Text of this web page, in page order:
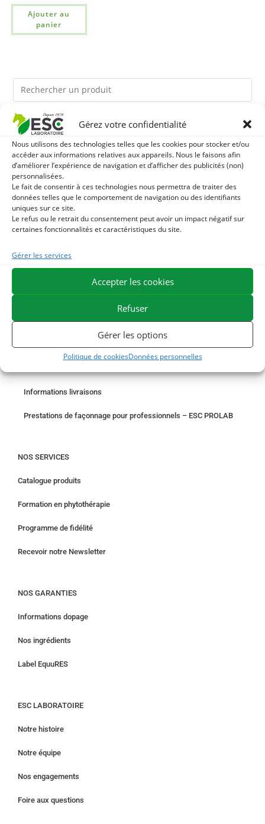
Gérez votre confidentialité
Nous utilisons des technologies telles que les cookies pour stocker et/ou
accéder aux informations relatives aux appareils. Nous le faisons afin
d’améliorer l’expérience de navigation et d’afficher des publicités (non)
personnalisées.
Le fait de consentir à ces technologies nous permettra de traiter des
données telles que le comportement de navigation ou des identifiants
uniques sur ce site.
Le refus ou le retrait du consentement peut avoir un impact négatif sur
certaines fonctionnalités et caractéristiques du site.
Gérer les services
Accepter les cookies
Refuser
Gérer les options
Politique de cookiesDonnées personnelles
Ajouter au
panier
Ils pourraient vous plaire
1 TERRE DE DIATOMEE - PARASITES EXTERNES CHEVAL
2 LEVURE ACTIVE + - PROBIOTIQUE CHEVAL - FLORE
INTESTINALE ET DIGESTION
3 JUS D'ALOE VERA - SOURCE DE NOMBREUX
EXPÉDITION EN 48/72H
LIVRAISON OFFERTE EN FRANCE DÈS 75 €
PAIEMENT SÉCURISÉ
COMMANDER EN LIGNE
Informations livraisons
Prestations de façonnage pour professionnels – ESC PROLAB
NOS SERVICES
Catalogue produits
Formation en phytothérapie
Programme de fidélité
Recevoir notre Newsletter
NOS GARANTIES
Informations dopage
Nos ingrédients
Label EquuRES
ESC LABORATOIRE
Notre histoire
Notre équipe
Nos engagements
Foire aux questions